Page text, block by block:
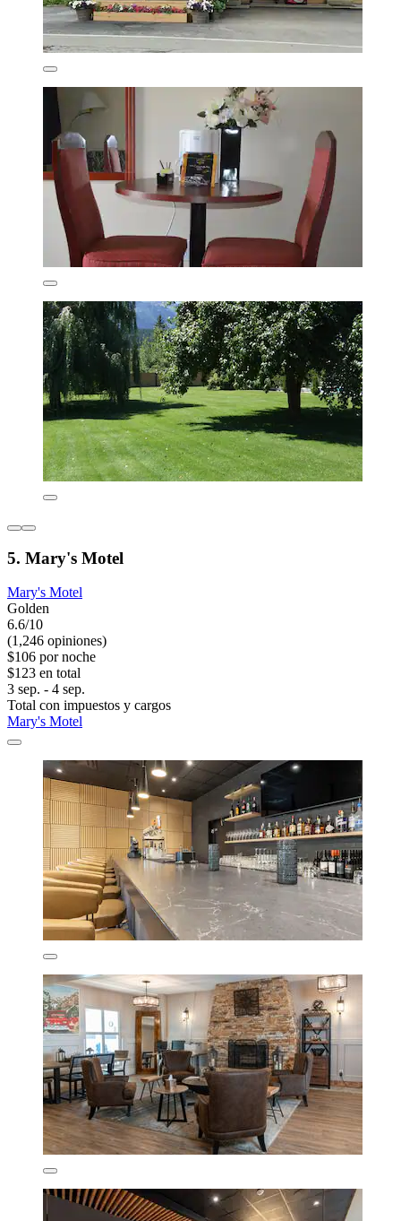
5. Mary's Motel
Mary's Motel
Golden
6.6/10
(1,246 opiniones)
$106 por noche
$123 en total
3 sep. - 4 sep.
Total con impuestos y cargos
Mary's Motel